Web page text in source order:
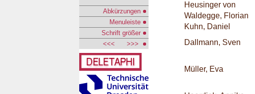
Abkürzungen
Menuleiste
Schrift größer
<<<
>>>
Heusinger von
Waldegge, Florian
Kuhn, Daniel
Dallmann, Sven
Müller, Eva